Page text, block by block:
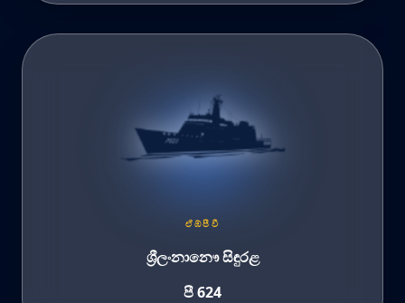
ඒඹ්පීවී
ශ්‍රීලංනානෞ සිඳුරළ
පී 624